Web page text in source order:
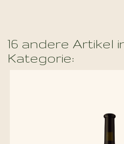
16 andere Artikel
Kategorie: